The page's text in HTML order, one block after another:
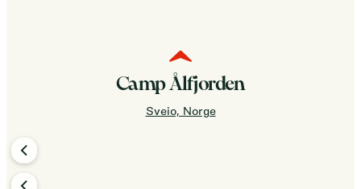
Camp Ålfjorden
Sveio, Norge